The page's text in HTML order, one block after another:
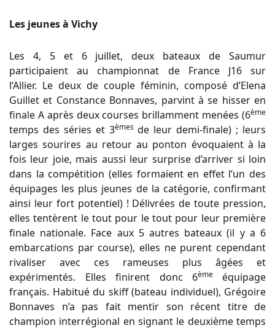
Les jeunes à Vichy
Les 4, 5 et 6 juillet, deux bateaux de Saumur
participaient au championnat de France J16 sur
l’Allier. Le deux de couple féminin, composé d’Elena
Guillet et Constance Bonnaves, parvint à se hisser en
finale A après deux courses brillamment menées (6ème
temps des séries et 3èmes de leur demi-finale) ; leurs
larges sourires au retour au ponton évoquaient à la
fois leur joie, mais aussi leur surprise d’arriver si loin
dans la compétition (elles formaient en effet l’un des
équipages les plus jeunes de la catégorie, confirmant
ainsi leur fort potentiel) ! Délivrées de toute pression,
elles tentèrent le tout pour le tout pour leur première
finale nationale. Face aux 5 autres bateaux (il y a 6
embarcations par course), elles ne purent cependant
rivaliser avec ces rameuses plus âgées et
expérimentés. Elles finirent donc 6ème équipage
français. Habitué du skiff (bateau individuel), Grégoire
Bonnaves n’a pas fait mentir son récent titre de
champion interrégional en signant le deuxième temps